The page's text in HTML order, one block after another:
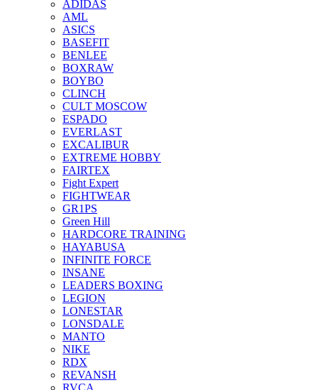
ADIDAS
AML
ASICS
BASEFIT
BENLEE
BOXRAW
BOYBO
CLINCH
CULT MOSCOW
ESPADO
EVERLAST
EXCALIBUR
EXTREME HOBBY
FAIRTEX
Fight Expert
FIGHTWEAR
GR1PS
Green Hill
HARDCORE TRAINING
HAYABUSA
INFINITE FORCE
INSANE
LEADERS BOXING
LEGION
LONESTAR
LONSDALE
MANTO
NIKE
RDX
REVANSH
RVCA